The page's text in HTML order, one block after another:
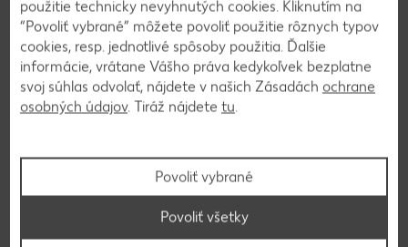
Späť na prehľad
použitie technicky nevyhnutých cookies. Kliknutím na
“Povoliť vybrané” môžete povoliť použitie rôznych typov
cookies, resp. jednotlivé spôsoby použitia. Ďalšie
informácie, vrátane Vášho práva kedykoľvek bezplatne
svoj súhlas odvolať, nájdete v našich Zásadách ochrane
osobných údajov. Tiráž nájdete tu.
Povoliť vybrané
Povoliť všetky